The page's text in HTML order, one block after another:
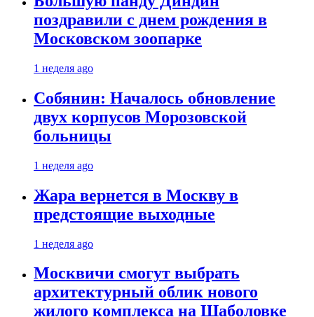
поздравили с днем рождения в
Московском зоопарке
1 неделя ago
Собянин: Началось обновление
двух корпусов Морозовской
больницы
1 неделя ago
Жара вернется в Москву в
предстоящие выходные
1 неделя ago
Москвичи смогут выбрать
архитектурный облик нового
жилого комплекса на Шаболовке